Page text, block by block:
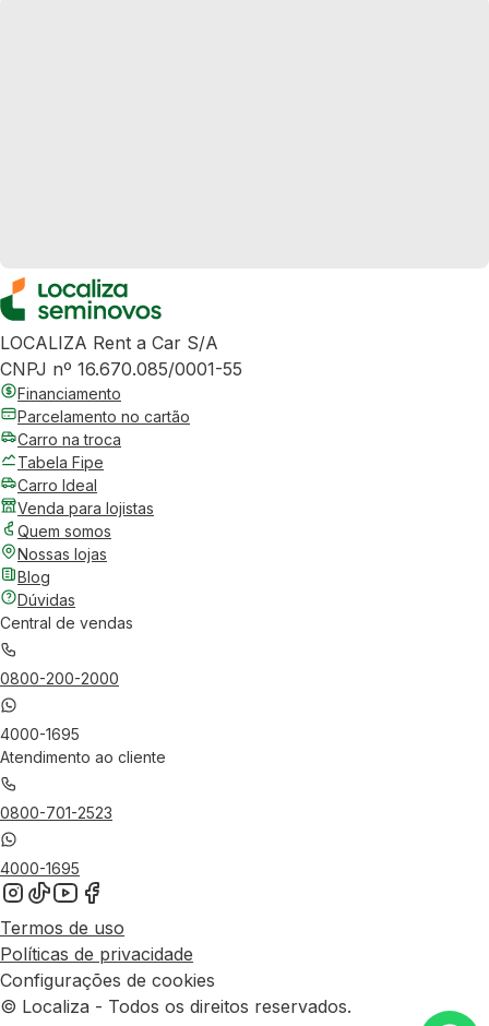
LOCALIZA Rent a Car S/A
CNPJ nº 16.670.085/0001-55
Financiamento
Parcelamento no cartão
Carro na troca
Tabela Fipe
Carro Ideal
Venda para lojistas
Quem somos
Nossas lojas
Blog
Dúvidas
Central de vendas
0800-200-2000
4000-1695
Atendimento ao cliente
0800-701-2523
4000-1695
Termos de uso
Políticas de privacidade
Configurações de cookies
© Localiza - Todos os direitos reservados.